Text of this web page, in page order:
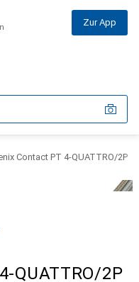
Zur App
Contact PT 4-QUATTRO/2P
QUATTRO/2P